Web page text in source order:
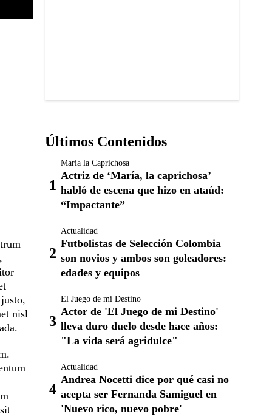
nisl
Últimos Contenidos
María la Caprichosa
Actriz de ‘María, la caprichosa’
habló de escena que hizo en ataúd:
“Impactante”
Actualidad
Futbolistas de Selección Colombia
son novios y ambos son goleadores:
edades y equipos
El Juego de mi Destino
Actor de 'El Juego de mi Destino'
lleva duro duelo desde hace años:
"La vida será agridulce"
Actualidad
Andrea Nocetti dice por qué casi no
acepta ser Fernanda Samiguel en
'Nuevo rico, nuevo pobre'